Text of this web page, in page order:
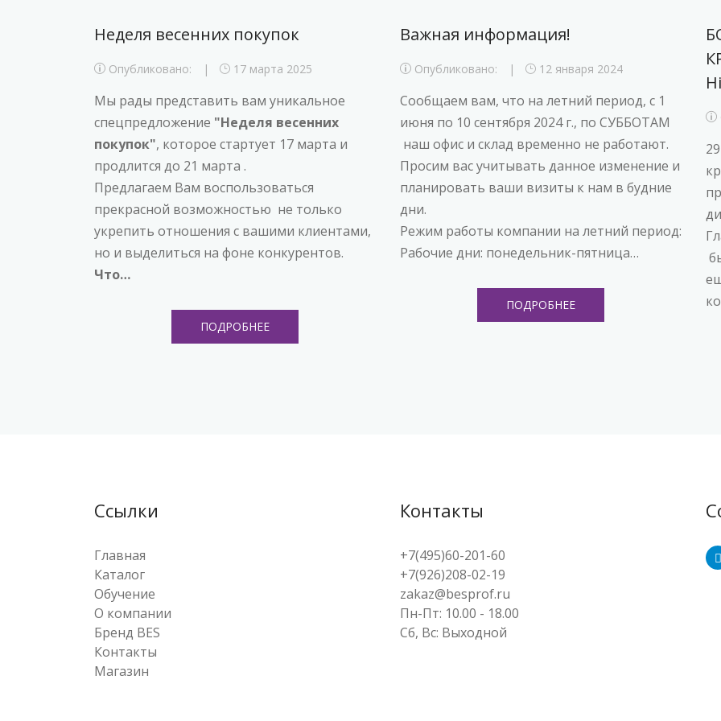
Неделя весенних покупок
Опубликовано: 17 марта 2025
Мы рады представить вам уникальное
спецпредложение "Неделя весенних
покупок", которое стартует 17 марта и
продлится до 21 марта .
Предлагаем Вам воспользоваться
прекрасной возможностью не только
укрепить отношения с вашими клиентами,
но и выделиться на фоне конкурентов.
Что…
ПОДРОБНЕЕ
Важная информация!
Опубликовано: 12 января 2024
Сообщаем вам, что на летний период, с 1
июня по 10 сентября 2024 г., по СУББОТАМ
наш офис и склад временно не работают.
Просим вас учитывать данное изменение и
планировать ваши визиты к нам в будние
дни.
Режим работы компании на летний период:
Рабочие дни: понедельник-пятница…
ПОДРОБНЕЕ
Ссылки
Главная
Каталог
Обучение
О компании
Бренд BES
Контакты
Магазин
Контакты
+7(495)60-201-60
+7(926)208-02-19
zakaz@besprof.ru
Пн-Пт: 10.00 - 18.00
Сб, Вс: Выходной